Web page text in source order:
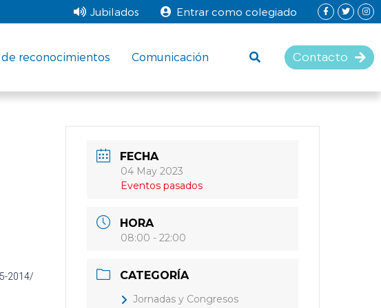
Jubilados Entrar como colegiado
reconocimientos Comunicación Contacto
2014/
FECHA
04 May 2023
Eventos pasados
HORA
08:00 - 22:00
CATEGORÍA
Jornadas y Congresos